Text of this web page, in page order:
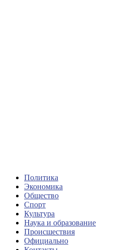
Политика
Экономика
Общество
Спорт
Культура
Наука и образование
Происшествия
Официально